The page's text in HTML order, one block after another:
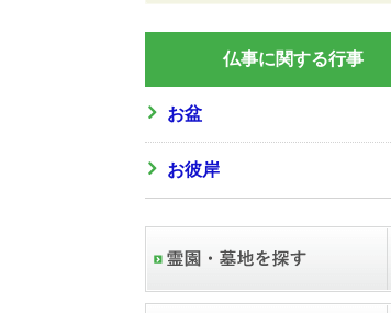
仏事に関する行事
お盆
お彼岸